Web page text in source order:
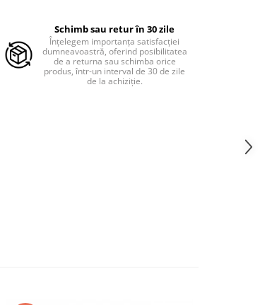
Schimb sau retur în 30 zile
Înțelegem importanța satisfacției
dumneavoastră, oferind posibilitatea
de a returna sau schimba orice
produs, într-un interval de 30 de zile
de la achiziție.